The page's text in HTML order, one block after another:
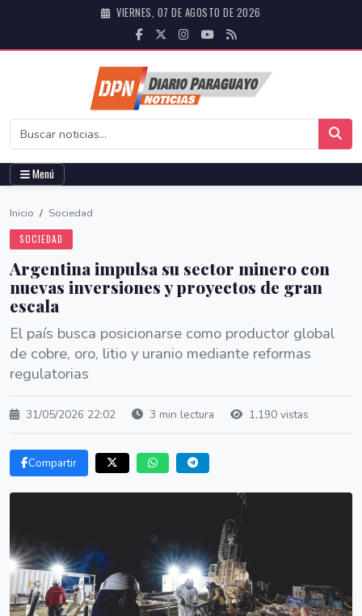
VIERNES, 07 DE AGOSTO DE 2026
Menú
Inicio / Sociedad
SOCIEDAD
Argentina impulsa su sector minero con
nuevas inversiones y proyectos de gran
escala
El país busca posicionarse como productor global
de cobre, oro, litio y uranio mediante reformas
regulatorias
31/05/2026 22:02 3 min lectura 1,190 vistas
Compartir